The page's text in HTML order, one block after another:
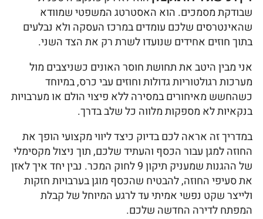
שבודקת מסמכים. הוא האסטרטג המשפטי שמוודא
שהאינטרסים שלכם עומדים במרכז העסקה ולא נבלעים
בתוך חוזים אחידים שנועדו לשרת רק את הצד השני.
אני מבין היטב את תחושת חוסר האונים כשניצבים מול
מערכות רגולטוריות גדולות וחוזים עבי כרס, במיוחד
כשהחשש מאיחורים במסירה ללא פיצוי הולם או מערבויות
בנקאיות לא מספקות מלווה כל שלב בדרך.
במדריך זה אראה לכם בדיוק כיצד ליווי מקצועי הופך את
החוזה למגן עבור הכסף והעתיד שלכם, תוך ניצול מקסימלי
של ההגנות שמעניק תיקון 9 לחוק המכר. נבין יחד איך לאזן
את סעיפי החוזה, להבטיח שהכסף מוגן בערבויות חזקות
ולייצר שקט נפשי אמיתי עד לרגע המיוחל של קבלת
המפתח לדירה החדשה שלכם.